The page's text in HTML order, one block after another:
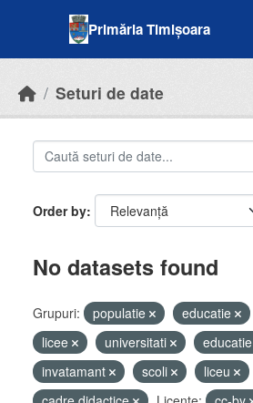
Primăria Timișoara
Seturi de date
Order by
No datasets found
Grupuri: populatie educatie
licee
universitati
educatie
invatamant
scoli
liceu